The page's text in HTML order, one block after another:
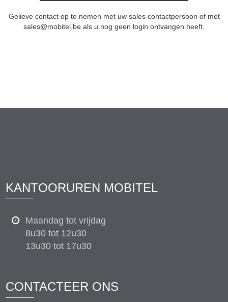
Gelieve contact op te nemen met uw sales contactpersoon of met
sales@mobitel.be als u nog geen login ontvangen heeft.
KANTOORUREN MOBITEL
Maandag tot vrijdag
8u30 tot 12u30
13u30 tot 17u30
CONTACTEER ONS